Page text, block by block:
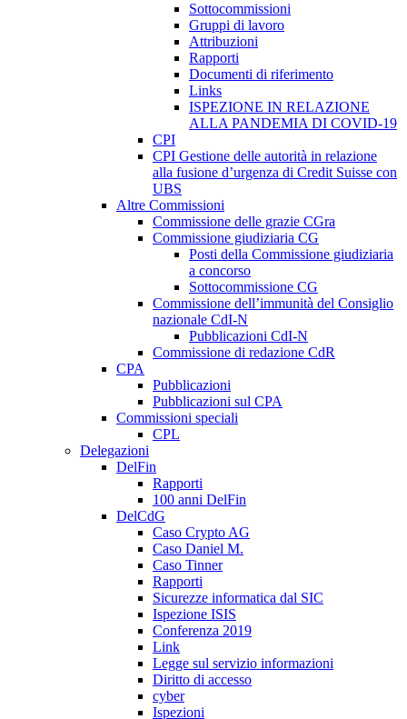
Sottocommissioni
Gruppi di lavoro
Attribuzioni
Rapporti
Documenti di riferimento
Links
ISPEZIONE IN RELAZIONE
ALLA PANDEMIA DI COVID-19
CPI
CPI Gestione delle autorità in relazione
alla fusione d’urgenza di Credit Suisse con
UBS
Altre Commissioni
Commissione delle grazie CGra
Commissione giudiziaria CG
Posti della Commissione giudiziaria
a concorso
Sottocommissione CG
Commissione dell’immunità del Consiglio
nazionale CdI-N
Pubblicazioni CdI-N
Commissione di redazione CdR
CPA
Pubblicazioni
Pubblicazioni sul CPA
Commissioni speciali
CPL
Delegazioni
DelFin
Rapporti
100 anni DelFin
DelCdG
Caso Crypto AG
Caso Daniel M.
Caso Tinner
Rapporti
Sicurezze informatica dal SIC
Ispezione ISIS
Conferenza 2019
Link
Legge sul servizio informazioni
Diritto di accesso
cyber
Ispezioni